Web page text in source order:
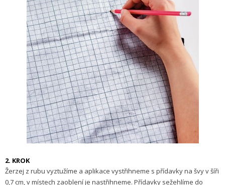
2. KROK
Žerzej z rubu vyztužíme a aplikace vy­střihneme s přídavky na švy v šíři
0,7 cm, v místech zaoblení je nastřihneme. Přídavky sežehlíme do